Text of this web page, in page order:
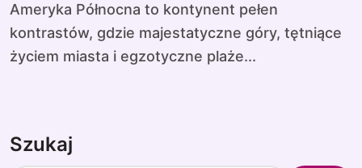
Ameryka Północna to kontynent pełen
kontrastów, gdzie majestatyczne góry, tętniące
życiem miasta i egzotyczne plaże...
Szukaj